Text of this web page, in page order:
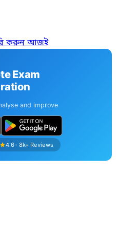
করুন আজই
Exam
and improve
4.6 · 8k+ Reviews